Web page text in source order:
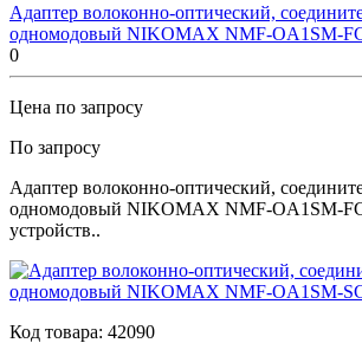
Адаптер волоконно-оптический,
одномодовый NIKOMAX NMF-OA1SM-
0
Цена по запросу
По запросу
Адаптер волоконно-оптический,
одномодовый NIKOMAX NMF-OA1SM-
устройств..
Код товара: 42090